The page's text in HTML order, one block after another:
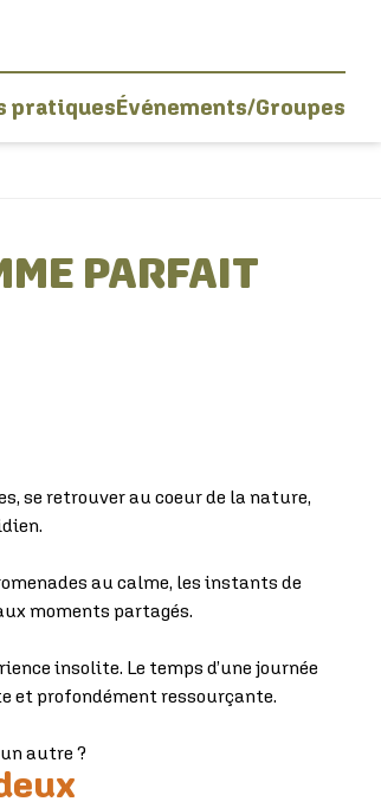
pratiquesÉvénements/Groupes
PARFAIT
se retrouver au coeur de la nature,
au calme, les instants de
moments partagés.
insolite. Le temps d’une journée
et profondément ressourçante.
autre ?